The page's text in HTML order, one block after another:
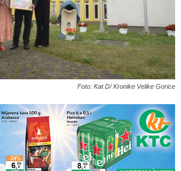
Foto: Kat D/ Kronike Velike Gorice